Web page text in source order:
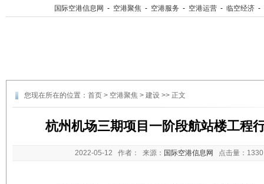
国际空港信息网 - 空港聚焦 - 空港服务 - 空港运营 - 临空经济 -
您现在所在的位置： 首页 > 空港聚焦 > 建设 >> 正文
杭州机场三期项目一阶段航站楼工程
2022-05-12 作者： 来源： 国际空港信息网 点击量：